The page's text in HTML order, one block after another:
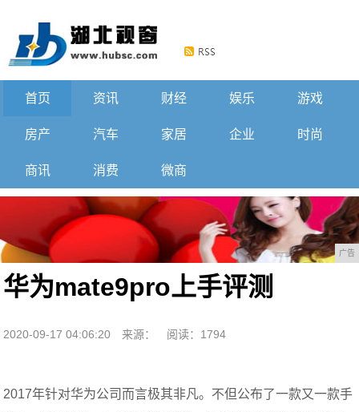
首页 资讯 财经 娱乐 游戏
房产 汽车 家居 企业 时尚
商讯 消费 微商
广告
华为mate9pro上手评测
2020-09-17 04:06:20 来源： 阅读：1794
2017年针对华为公司而言极其非凡。不但公布了一款又一款手